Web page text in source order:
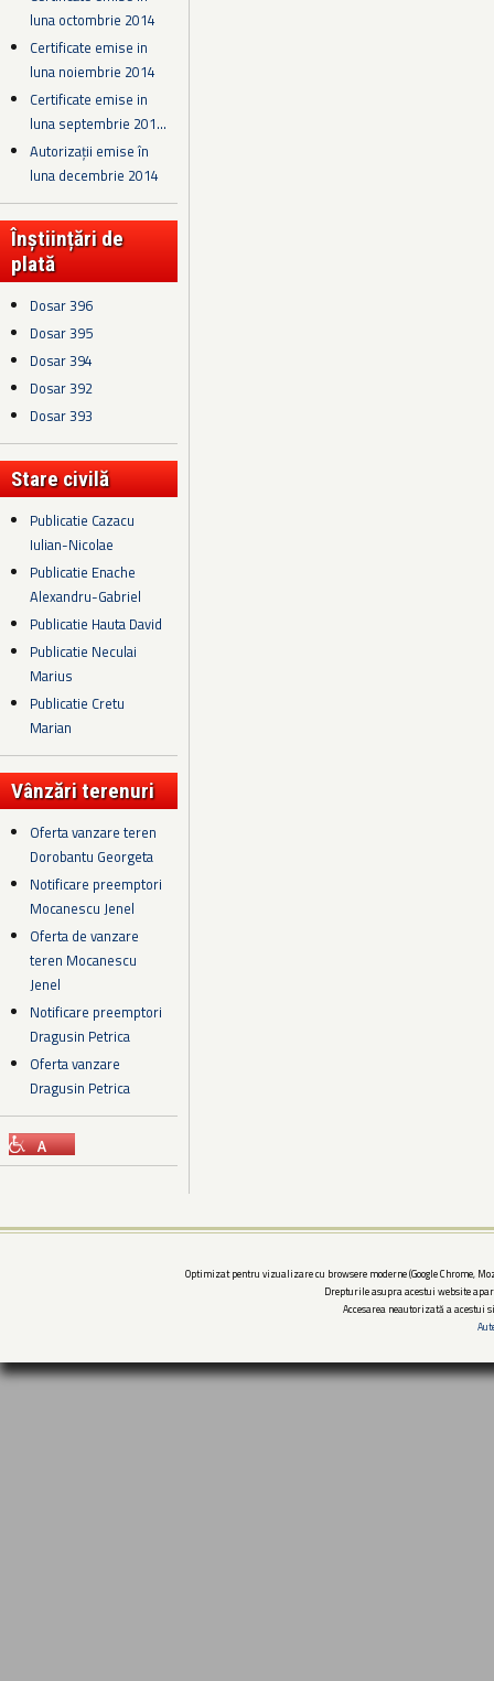
luna octombrie 2014
Certificate emise in
luna noiembrie 2014
Certificate emise in
luna septembrie 201...
Autorizații emise în
luna decembrie 2014
Înștiințări de
plată
Dosar 396
Dosar 395
Dosar 394
Dosar 392
Dosar 393
Stare civilă
Publicatie Cazacu
Iulian-Nicolae
Publicatie Enache
Alexandru-Gabriel
Publicatie Hauta David
Publicatie Neculai
Marius
Publicatie Cretu
Marian
Vânzări terenuri
Oferta vanzare teren
Dorobantu Georgeta
Notificare preemptori
Mocanescu Jenel
Oferta de vanzare
teren Mocanescu
Jenel
Notificare preemptori
Dragusin Petrica
Oferta vanzare
Dragusin Petrica
Optimizat pentru vizualizare cu browsere moderne (Google Chrome,
Drepturile asupra acestui website
Accesarea neautorizată a acestui